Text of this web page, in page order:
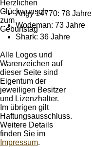
Angy 14770: 78 Jahre
Wodeman: 73 Jahre
Shark: 36 Jahre
Alle Logos und
Warenzeichen auf
dieser Seite sind
Eigentum der
jeweiligen Besitzer
und Lizenzhalter.
Im übrigen gilt
Haftungsausschluss.
Weitere Details
finden Sie im
Impressum.